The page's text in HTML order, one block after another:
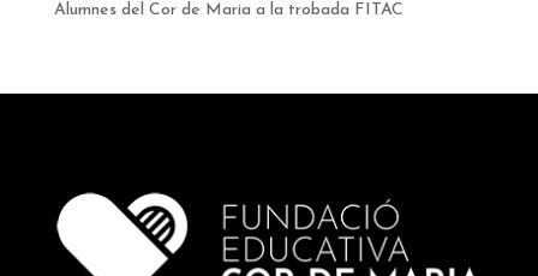
Alumnes del Cor de Maria a la trobada FITAC